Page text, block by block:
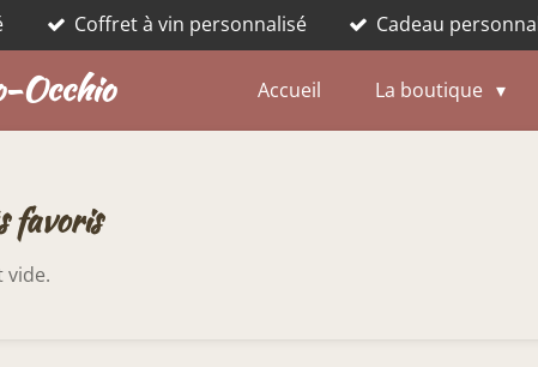
Coffret à vin personnalisé Cadeau
Occhio Accueil La boutique
favoris
vide.